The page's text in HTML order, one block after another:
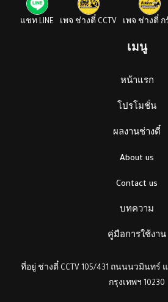
แชท LINE เพจ ช่างตี๋ CCTV เพจ ช่างตี๋ ก
เมนู
หน้าแรก
โปรโมชั่น
ผลงานช่างตี๋
About us
Contact us
บทความ
คู่มือการใช้งาน
ที่อยู่ ช่างตี๋ CCTV 105/431 ถนนนวมินทร์
กรุงเทพฯ 10230